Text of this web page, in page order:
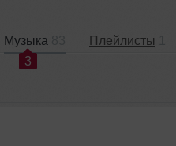
Музыка
3
Плейлисты